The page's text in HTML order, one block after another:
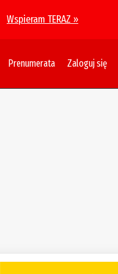
Wspieram TERAZ »
Prenumerata Zaloguj się